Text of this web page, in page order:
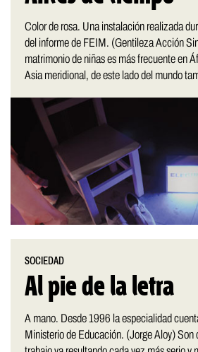
Color de rosa. Una instalación realizada
del informe de FEIM. (Gentileza Acción
matrimonio de niñas es más frecuente en
Asia meridional, de este lado del mundo
SOCIEDAD
Al pie de la letra
A mano. Desde 1996 la especialidad
Ministerio de Educación. (Jorge Aloy) Son